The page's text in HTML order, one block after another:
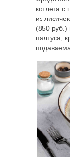
котлета с
из
(850 руб.)
палтуса,